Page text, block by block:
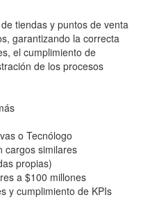
tiendas y puntos de venta
garantizando la correcta
el cumplimiento de
de los procesos
o Tecnólogo
cargos similares
propias)
a $100 millones
y cumplimiento de KPIs